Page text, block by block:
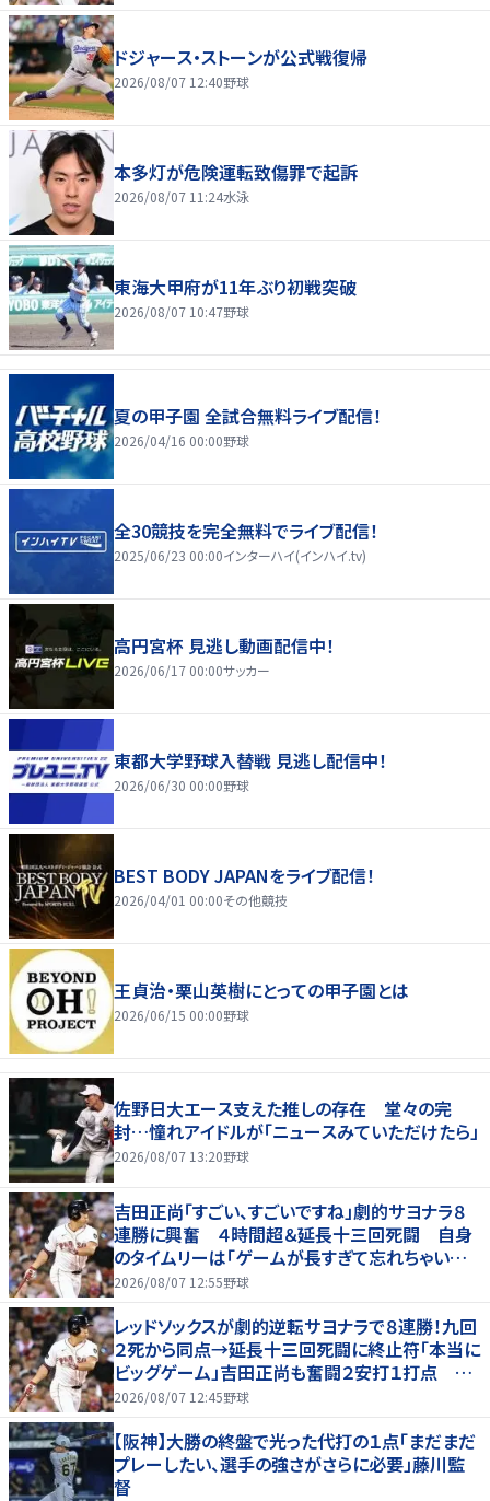
ドジャース・ストーンが公式戦復帰
2026/08/07 12:40野球
本多灯が危険運転致傷罪で起訴
2026/08/07 11:24水泳
東海大甲府が11年ぶり初戦突破
2026/08/07 10:47野球
夏の甲子園 全試合無料ライブ配信！
2026/04/16 00:00野球
全30競技を完全無料でライブ配信！
2025/06/23 00:00インターハイ(インハイ.tv)
高円宮杯 見逃し動画配信中！
2026/06/17 00:00サッカー
東都大学野球入替戦 見逃し配信中！
2026/06/30 00:00野球
BEST BODY JAPANをライブ配信！
2026/04/01 00:00その他競技
王貞治・栗山英樹にとっての甲子園とは
2026/06/15 00:00野球
佐野日大エース支えた推しの存在 堂々の完
封…憧れアイドルが「ニュースみていただけたら」
2026/08/07 13:20野球
吉田正尚「すごい、すごいですね」劇的サヨナラ８
連勝に興奮 ４時間超＆延長十三回死闘 自身
のタイムリーは「ゲームが長すぎて忘れちゃいまし
た」
2026/08/07 12:55野球
レッドソックスが劇的逆転サヨナラで８連勝！九回
２死から同点→延長十三回死闘に終止符「本当に
ビッグゲーム」吉田正尚も奮闘２安打１打点 靴
下対決で驚異のスイープ
2026/08/07 12:45野球
【阪神】大勝の終盤で光った代打の１点「まだまだ
プレーしたい、選手の強さがさらに必要」藤川監
督